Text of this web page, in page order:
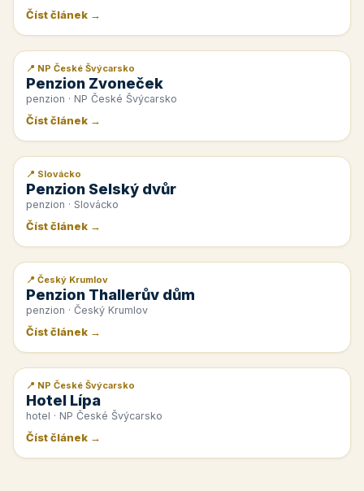
Číst článek →
📰 PR článek
📍 NP České Švýcarsko
Penzion Zvoneček
penzion · NP České Švýcarsko
Číst článek →
📰 PR článek
📍 Slovácko
Penzion Selský dvůr
penzion · Slovácko
Číst článek →
📰 PR článek
📍 Český Krumlov
Penzion Thallerův dům
penzion · Český Krumlov
Číst článek →
📰 PR článek
📍 NP České Švýcarsko
Hotel Lípa
hotel · NP České Švýcarsko
Číst článek →